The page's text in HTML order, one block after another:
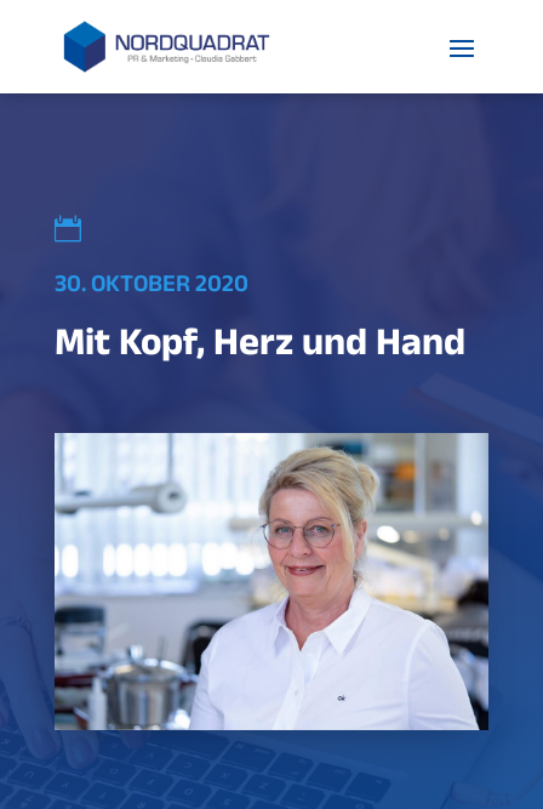

30. OKTOBER 2020
Mit Kopf, Herz und Hand